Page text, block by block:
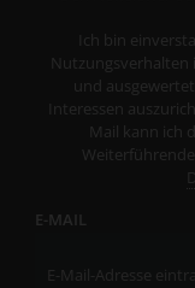
Ich bin
Nutzungsverhalten
und
Interessen
Mail kann ich
E-MAIL